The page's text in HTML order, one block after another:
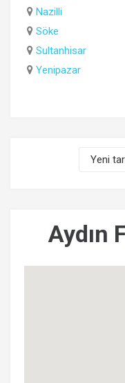
Nazilli
Söke
Sultanhisar
Yenipazar
Aydın